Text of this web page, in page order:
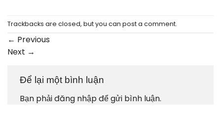
Trackbacks are closed, but you can post a comment.
← Previous
Next →
Để lại một bình luận
Bạn phảiđăng nhậpđể gửi bình luận.